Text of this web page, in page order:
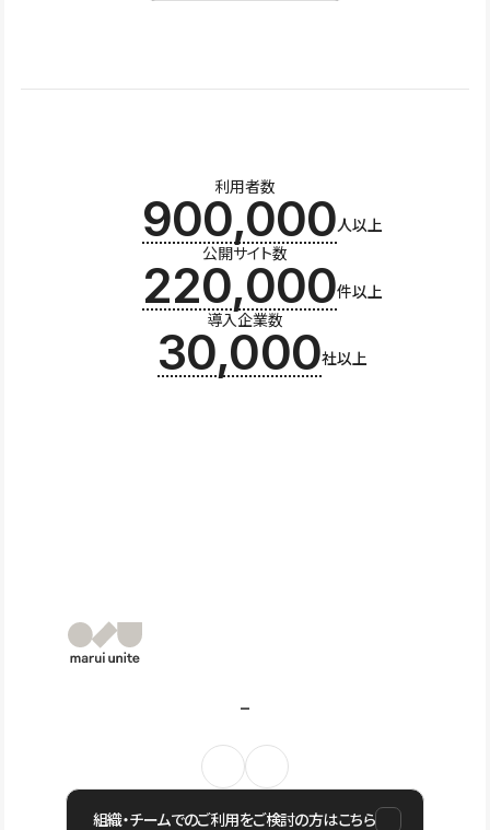
利用者数
900,000人以上
公開サイト数
220,000件以上
導入企業数
30,000社以上
組織・チームでのご利用をご検討の方はこちら